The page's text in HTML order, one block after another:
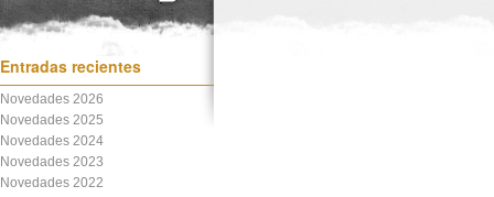
Entradas recientes
Novedades 2026
Novedades 2025
Novedades 2024
Novedades 2023
Novedades 2022